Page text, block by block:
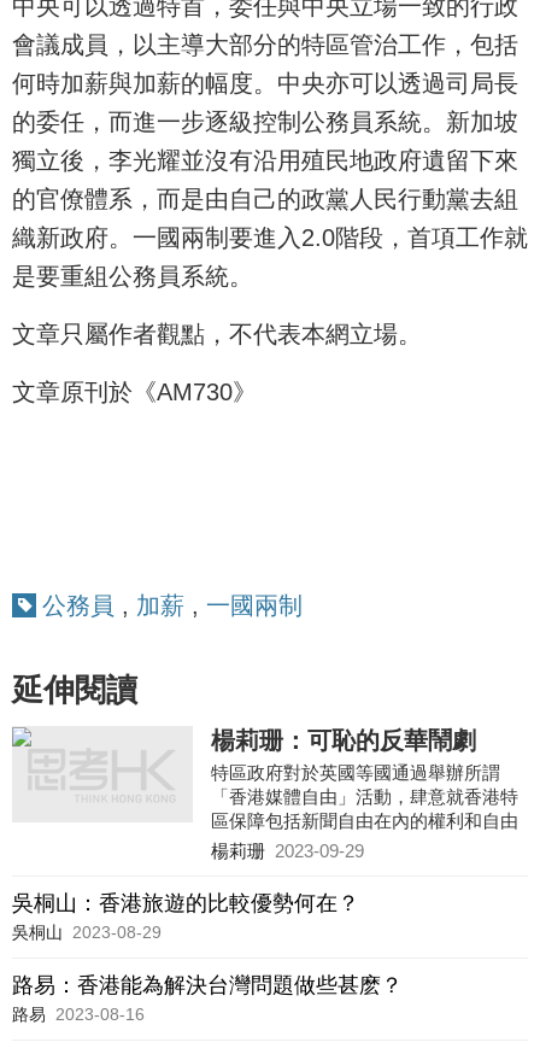
中央可以透過特首，委任與中央立場一致的行政
會議成員，以主導大部分的特區管治工作，包括
何時加薪與加薪的幅度。中央亦可以透過司局長
的委任，而進一步逐級控制公務員系統。新加坡
獨立後，李光耀並沒有沿用殖民地政府遺留下來
的官僚體系，而是由自己的政黨人民行動黨去組
織新政府。一國兩制要進入2.0階段，首項工作就
是要重組公務員系統。
文章只屬作者觀點，不代表本網立場。
文章原刊於《AM730》
公務員 , 加薪 , 一國兩制
延伸閱讀
楊莉珊：可恥的反華鬧劇
特區政府對於英國等國通過舉辦所謂
「香港媒體自由」活動，肆意就香港特
區保障包括新聞自由在內的權利和自由
的情況大放厥詞和汙衊抹黑，表示強烈
反對有不同海外機構和媒體就涉及黎智
英的相關案件所採取的執法行動及法律
法院行使獨立審判權「作出公然的政治
楊莉珊 2023-09-29
吳桐山：香港旅遊的比較優勢何在？
吳桐山 2023-08-29
路易：香港能為解決台灣問題做些甚麽？
路易 2023-08-16